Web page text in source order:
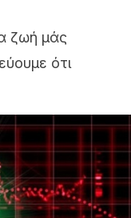
ζωή μάς
ότι